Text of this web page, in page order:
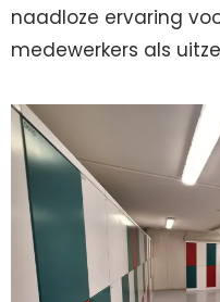
naadloze ervaring
medewerkers als